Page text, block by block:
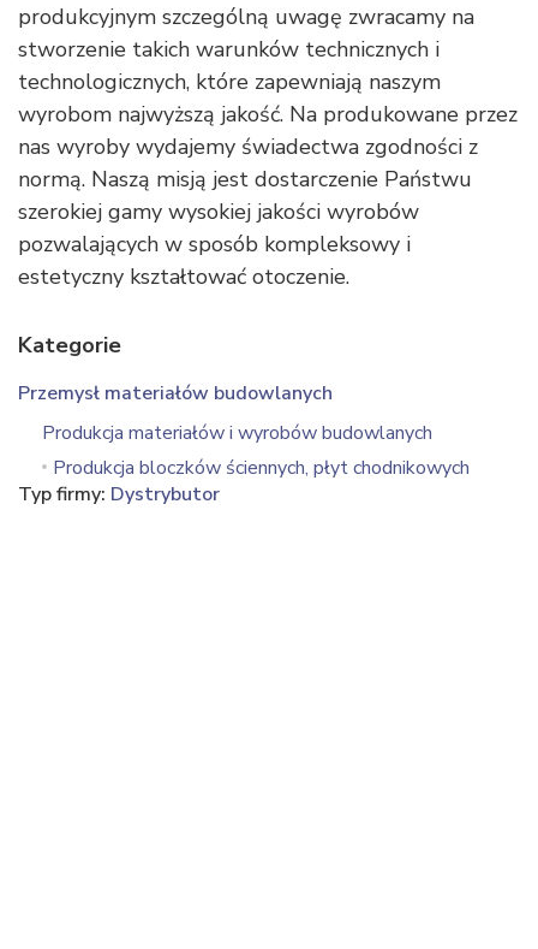
produkcyjnym szczególną uwagę zwracamy na
stworzenie takich warunków technicznych i
technologicznych, które zapewniają naszym
wyrobom najwyższą jakość. Na produkowane przez
nas wyroby wydajemy świadectwa zgodności z
normą. Naszą misją jest dostarczenie Państwu
szerokiej gamy wysokiej jakości wyrobów
pozwalających w sposób kompleksowy i
estetyczny kształtować otoczenie.
Kategorie
Przemysł materiałów budowlanych
Produkcja materiałów i wyrobów budowlanych
Produkcja bloczków ściennych, płyt chodnikowych
Typ firmy: Dystrybutor